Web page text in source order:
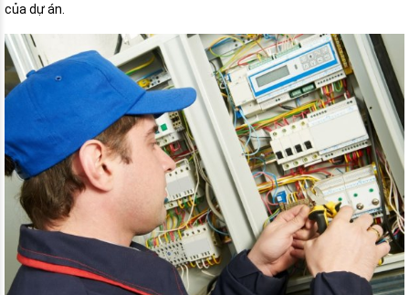
của dự án.